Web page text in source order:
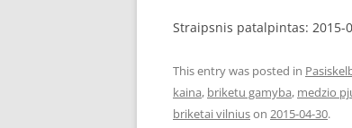
Straipsnis patalpintas: 2015-
This entry was posted in
kaina, briketu gamyba, medzio
briketai vilniuson 2015-04-30.